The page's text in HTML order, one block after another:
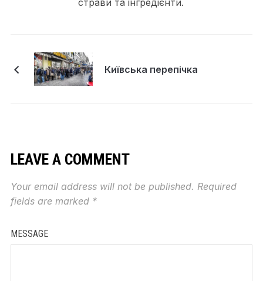
страви та інгредієнти.
Київська перепічка
LEAVE A COMMENT
Your email address will not be published. Required
fields are marked *
MESSAGE